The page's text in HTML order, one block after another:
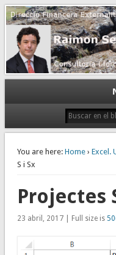
Dirección
Gestión empresarial eficiente.
You are here: Home› Excel.
S i Sx
Projectes
23 abril, 2017 | Full size is